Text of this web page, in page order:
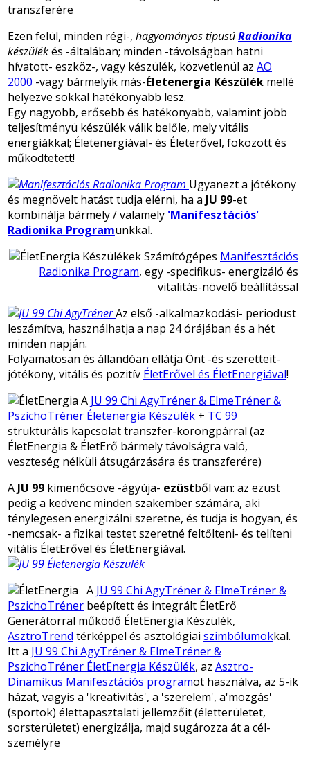
transzferére
Ezen felül, minden régi-, hagyományos tipusúRadionika
készülékés -általában; minden -távolságban hatni
hívatott- eszköz-, vagy készülék, közvetlenül az AO
2000 -vagy bármelyik más-Életenergia Készülék mellé
helyezve sokkal hatékonyabb lesz.
Egy nagyobb, erősebb és hatékonyabb, valamint jobb
teljesítményü készülék válik belőle, mely vitális
energiákkal; Életenergiával- és Életerővel, fokozott és
működtetett!
Ugyanezt a jótékony
és megnövelt hatást tudja elérni, ha a JU 99-et
kombinálja bármely / valamely 'Manifesztációs'
Radionika Programunkkal.
Számítógépes Manifesztációs
Radionika Program, egy -specifikus- energizáló és
vitalitás-növelő beállítással
Az első -alkalmazkodási- periodust
leszámítva, használhatja a nap 24 órájában és a hét
minden napján.
Folyamatosan és állandóan ellátja Önt -és szeretteit-
jótékony, vitális és pozitív ÉletErővel és ÉletEnergiával!
A JU 99 Chi AgyTréner & ElmeTréner &
PszichoTréner Életenergia Készülék + TC 99
strukturális kapcsolat transzfer-korongpárral (az
ÉletEnergia & ÉletErő bármely távolságra való,
veszteség nélküli átsugárzására és transzferére)
A JU 99 kimenőcsöve -ágyúja- ezüstből van: az ezüst
pedig a kedvenc minden szakember számára, aki
ténylegesen energizálni szeretne, és tudja is hogyan, és
-nemcsak- a fizikai testet szeretné feltőlteni- és telíteni
vitális ÉletErővel és ÉletEnergiával.
A JU 99 Chi AgyTréner & ElmeTréner &
PszichoTréner beépített és integrált ÉletErő
Generátorral működő ÉletEnergia Készülék,
AsztroTrend térképpel és asztológiai szimbólumokkal.
Itt a JU 99 Chi AgyTréner & ElmeTréner &
PszichoTréner ÉletEnergia Készülék, az Asztro-
Dinamikus Manifesztációs programot használva, az 5-ik
házat, vagyis a 'kreativitás', a 'szerelem', a'mozgás'
(sportok) élettapasztalati jellemzőit (életterületet,
sorsterületet) energizálja, majd sugározza át a cél-
személyre